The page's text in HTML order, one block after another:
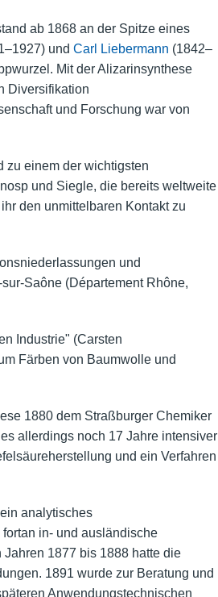
ab 1868 an der Spitze eines
und Carl Liebermann (1842–
Mit der Alizarinsynthese
Diversifikation
und Forschung war von
zu einem der wichtigsten
und Siegle, die bereits weltweite
den unmittelbaren Kontakt zu
und
Saône (Département Rhône,
Industrie" (Carsten
Färben von Baumwolle und
1880 dem Straßburger Chemiker
allerdings noch 17 Jahre intensiver
und ein Verfahren
analytisches
in- und ausländische
1877 bis 1888 hatte die
1891 wurde zur Beratung und
Anwendungstechnischen